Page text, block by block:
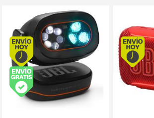
Envío hoy. Comprando antes de 13Hs.
Envío gratis (Ver Envíos y Pagos)